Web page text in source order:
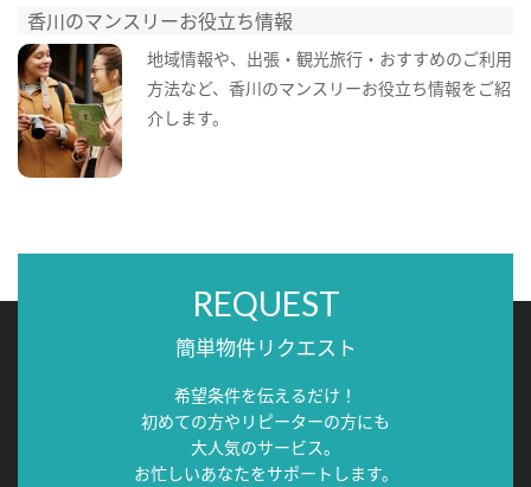
香川のマンスリーお役立ち情報
地域情報や、出張・観光旅行・おすすめのご利用
方法など、香川のマンスリーお役立ち情報をご紹
介します。
REQUEST
簡単物件リクエスト
希望条件を伝えるだけ！
初めての方やリピーターの方にも
大人気のサービス。
お忙しいあなたをサポートします。